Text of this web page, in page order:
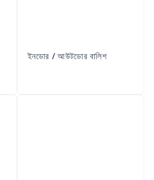
ইনডোর / আউটডোর বালিশ